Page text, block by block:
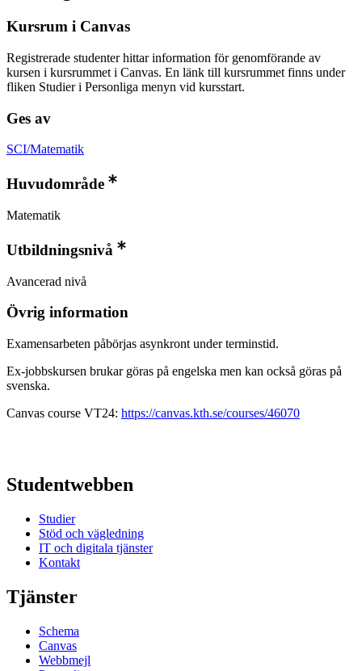
Kursrum i Canvas
Registrerade studenter hittar information för genomförande av
kursen i kursrummet i Canvas. En länk till kursrummet finns under
fliken Studier i Personliga menyn vid kursstart.
Ges av
SCI/Matematik
Huvudområde
Matematik
Utbildningsnivå
Avancerad nivå
Övrig information
Examensarbeten påbörjas asynkront under terminstid.
Ex-jobbskursen brukar göras på engelska men kan också göras på
svenska.
Canvas course VT24: https://canvas.kth.se/courses/46070
Studentwebben
Studier
Stöd och vägledning
IT och digitala tjänster
Kontakt
Tjänster
Schema
Canvas
Webbmejl